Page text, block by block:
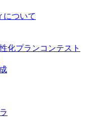
について
化プランコンテスト